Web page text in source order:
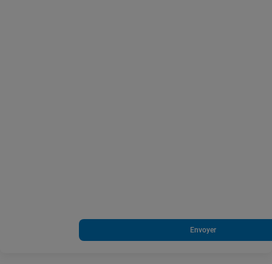
Envoyer